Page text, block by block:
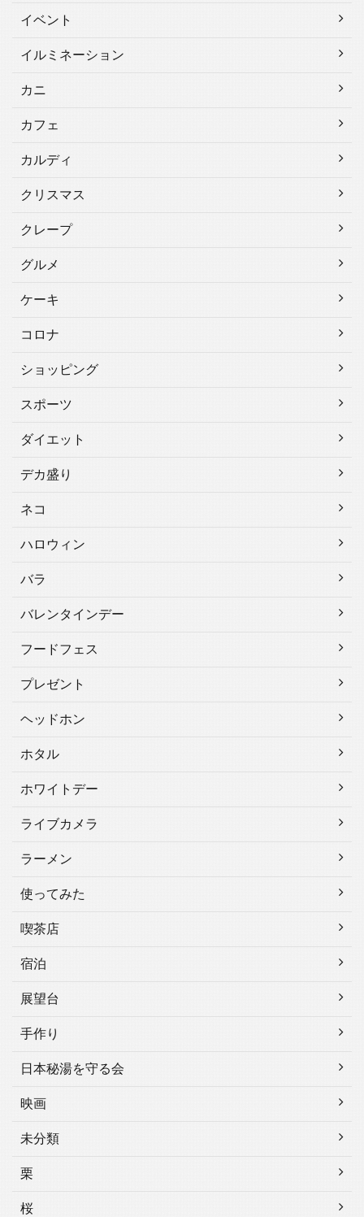
イベント
イルミネーション
カニ
カフェ
カルディ
クリスマス
クレープ
グルメ
ケーキ
コロナ
ショッピング
スポーツ
ダイエット
デカ盛り
ネコ
ハロウィン
バラ
バレンタインデー
フードフェス
プレゼント
ヘッドホン
ホタル
ホワイトデー
ライブカメラ
ラーメン
使ってみた
喫茶店
宿泊
展望台
手作り
日本秘湯を守る会
映画
未分類
栗
桜